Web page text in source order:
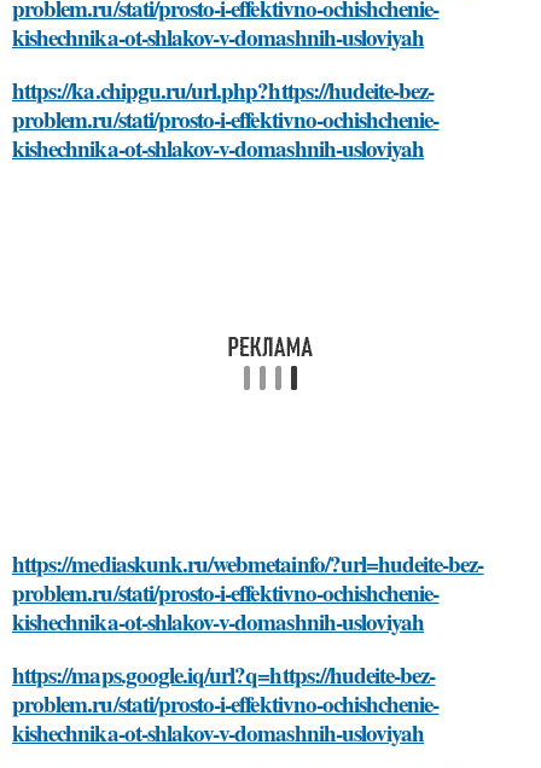
problem.ru/stati/prosto-i-effektivno-ochishchenie-
kishechnika-ot-shlakov-v-domashnih-usloviyah
https://ka.chipgu.ru/url.php?https://hudeite-bez-
problem.ru/stati/prosto-i-effektivno-ochishchenie-
kishechnika-ot-shlakov-v-domashnih-usloviyah
https://mediaskunk.ru/webmetainfo/?url=hudeite-bez-
problem.ru/stati/prosto-i-effektivno-ochishchenie-
kishechnika-ot-shlakov-v-domashnih-usloviyah
https://maps.google.iq/url?q=https://hudeite-bez-
problem.ru/stati/prosto-i-effektivno-ochishchenie-
kishechnika-ot-shlakov-v-domashnih-usloviyah